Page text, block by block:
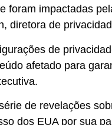
foram impactadas
diretora de
de
afetado para
de revelações
dos EUA por sua